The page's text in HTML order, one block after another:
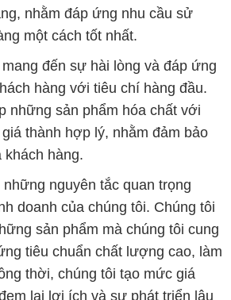
nhằm đáp ứng nhu cầu sử
một cách tốt nhất.
đến sự hài lòng và đáp ứng
hàng với tiêu chí hàng đầu.
những sản phẩm hóa chất với
thành hợp lý, nhằm đảm bảo
khách hàng.
nguyên tắc quan trọng
doanh của chúng tôi. Chúng tôi
sản phẩm mà chúng tôi cung
tiêu chuẩn chất lượng cao, làm
thời, chúng tôi tạo mức giá
lại lợi ích và sự phát triển lâu